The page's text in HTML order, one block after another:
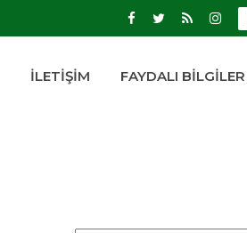
İLETIŞIM FAYDALI BILGILER